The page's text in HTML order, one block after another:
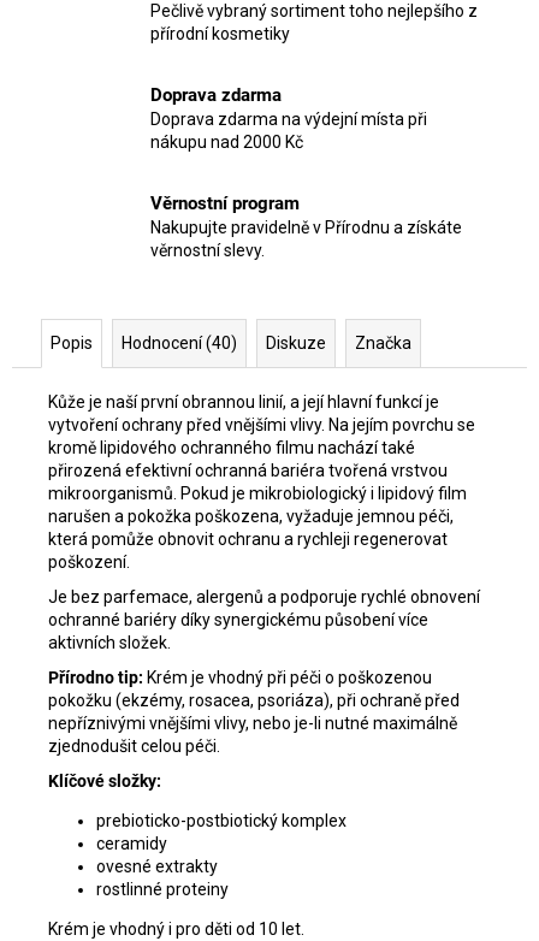
Pečlivě vybraný sortiment toho nejlepšího z
přírodní kosmetiky
Doprava zdarma
Doprava zdarma na výdejní místa při
nákupu nad 2000 Kč
Věrnostní program
Nakupujte pravidelně v Přírodnu a získáte
věrnostní slevy.
Popis Hodnocení (40) Diskuze Značka
Kůže je naší první obrannou linií, a její hlavní funkcí je
vytvoření ochrany před vnějšími vlivy. Na jejím povrchu se
kromě lipidového ochranného filmu nachází také
přirozená efektivní ochranná bariéra tvořená vrstvou
mikroorganismů. Pokud je mikrobiologický i lipidový film
narušen a pokožka poškozena, vyžaduje jemnou péči,
která pomůže obnovit ochranu a rychleji regenerovat
poškození.
Je bez parfemace, alergenů a podporuje rychlé obnovení
ochranné bariéry díky synergickému působení více
aktivních složek.
Přírodno tip: Krém je vhodný při péči o poškozenou
pokožku (ekzémy, rosacea, psoriáza), při ochraně před
nepříznivými vnějšími vlivy, nebo je-li nutné maximálně
zjednodušit celou péči.
Klíčové složky:
prebioticko-postbiotický komplex
ceramidy
ovesné extrakty
rostlinné proteiny
Krém je vhodný i pro děti od 10 let.